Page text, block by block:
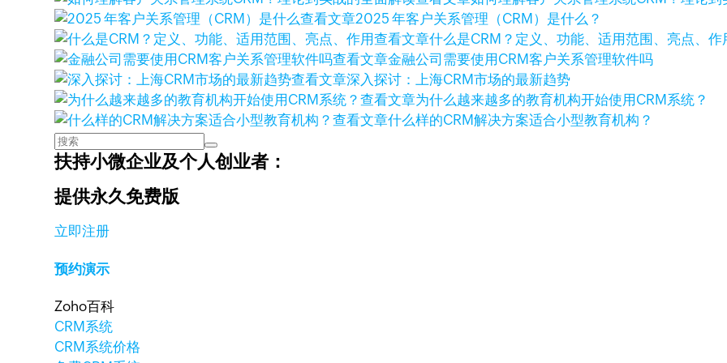
查看文章2025 年客户关系管理（CRM）是什么？
查看文章什么是CRM？定义、功能、适用范围、亮点、作
查看文章金融公司需要使用CRM客户关系管理软件吗
查看文章深入探讨：上海CRM市场的最新趋势
查看文章为什么越来越多的教育机构开始使用CRM系统？
查看文章什么样的CRM解决方案适合小型教育机构？
扶持小微企业及个人创业者：
提供永久免费版
立即注册
预约演示
Zoho百科
CRM系统
CRM系统价格